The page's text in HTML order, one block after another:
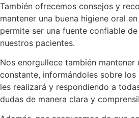
También ofrecemos consejos y
mantener una buena higiene oral
permite ser una fuente confiable
nuestros pacientes.
Nos enorgullece también mantener
constante, informándoles sobre
les realizará y respondiendo a
dudas de manera clara y